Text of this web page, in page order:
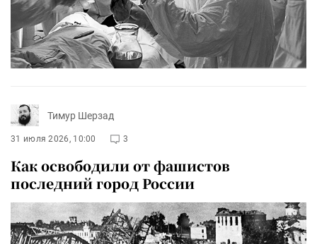
Тимур Шерзад
31 июля 2026, 10:00 3
Как освободили от фашистов
последний город России